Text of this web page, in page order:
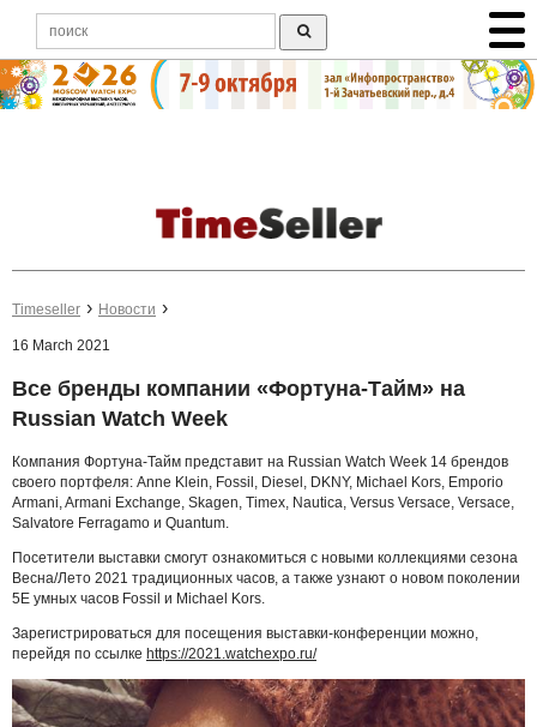
Timeseller Новости
16 March 2021
Все бренды компании «Фортуна-Тайм» на
Russian Watch Week
Компания Фортуна-Тайм представит на Russian Watch Week 14 брендов
своего портфеля: Anne Klein, Fossil, Diesel, DKNY, Michael Kors, Emporio
Armani, Armani Exchange, Skagen, Timex, Nautica, Versus Versace, Versace,
Salvatore Ferragamo и Quantum.
Посетители выставки смогут ознакомиться с новыми коллекциями сезона
Весна/Лето 2021 традиционных часов, а также узнают о новом поколении
5Е умных часов Fossil и Michael Kors.
Зарегистрироваться для посещения выставки-конференции можно,
перейдя по ссылке https://2021.watchexpo.ru/